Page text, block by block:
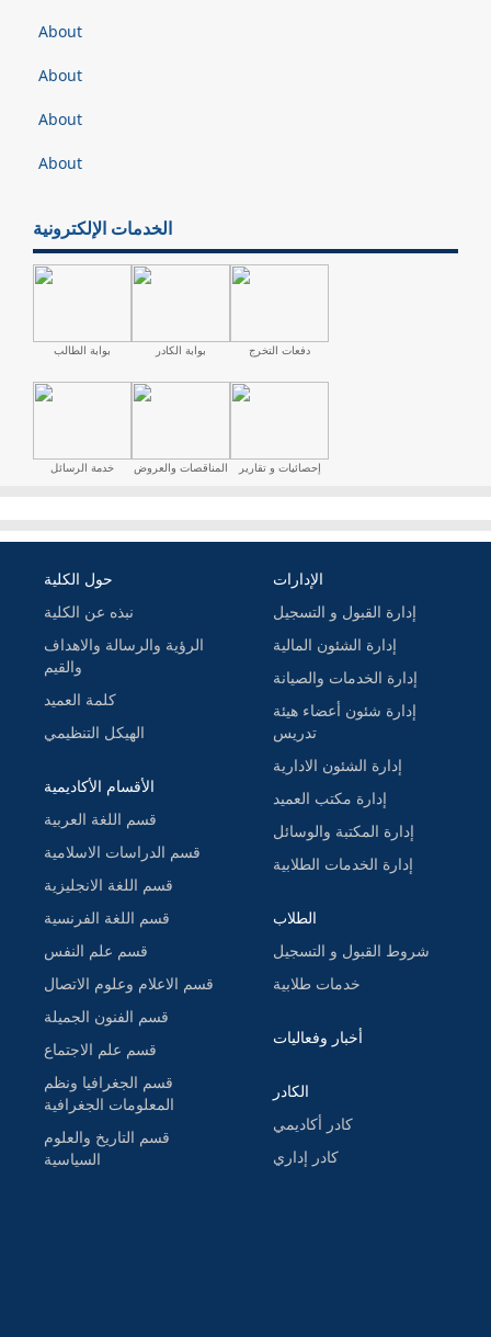
About
About
About
About
الخدمات الإلكترونية
بوابة الطالب بوابة الكادر دفعات التخرج
خدمة الرسائل المناقصات والعروض إحصائيات و تقارير
حول الكلية
نبذه عن الكلية
الرؤية والرسالة والاهداف
والقيم
كلمة العميد
الهيكل التنظيمي
الأقسام الأكاديمية
قسم اللغة العربية
قسم الدراسات الاسلامية
قسم اللغة الانجليزية
قسم اللغة الفرنسية
قسم علم النفس
قسم الاعلام وعلوم الاتصال
قسم الفنون الجميلة
قسم علم الاجتماع
قسم الجغرافيا ونظم
المعلومات الجغرافية
قسم التاريخ والعلوم
السياسية
الإدارات
إدارة القبول و التسجيل
إدارة الشئون المالية
إدارة الخدمات والصيانة
إدارة شئون أعضاء هيئة
تدريس
إدارة الشئون الادارية
إدارة مكتب العميد
إدارة المكتبة والوسائل
إدارة الخدمات الطلابية
الطلاب
شروط القبول و التسجيل
خدمات طلابية
أخبار وفعاليات
الكادر
كادر أكاديمي
كادر إداري